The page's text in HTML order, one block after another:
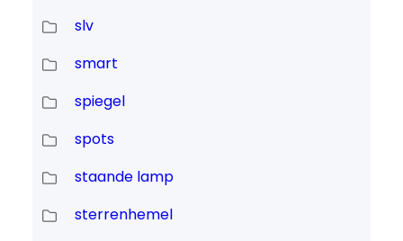
slv
smart
spiegel
spots
staande lamp
sterrenhemel